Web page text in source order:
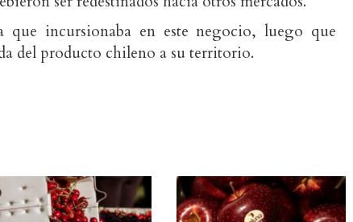
que incursionaba en este negocio, luego que
del producto chileno a su territorio.